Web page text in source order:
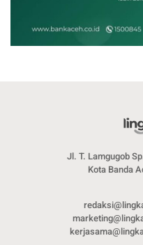
Jl. T. Lamgugob
Kota Banda